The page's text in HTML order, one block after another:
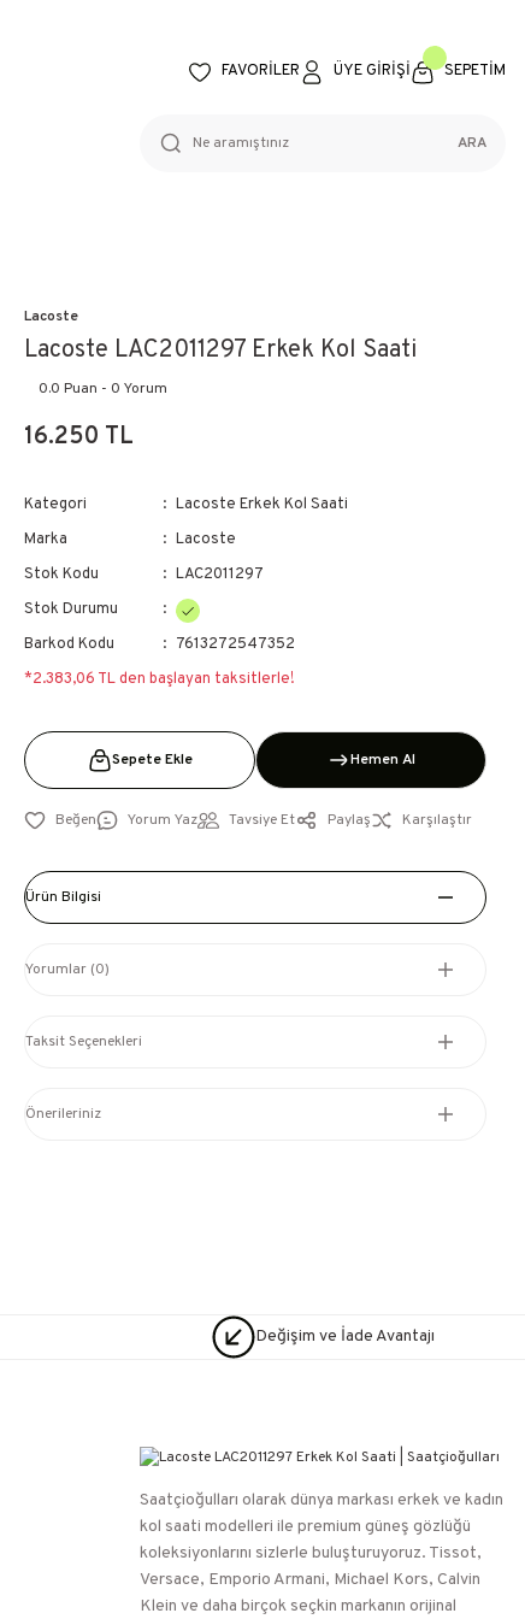
FAVORİLER ÜYE GİRİŞİ SEPETİM
ARA
Lacoste
Lacoste LAC2011297 Erkek Kol Saati
0.0 Puan - 0 Yorum
16.250 TL
Kategori
Lacoste Erkek Kol Saati
Marka
Lacoste
Stok Kodu
LAC2011297
Stok Durumu
Barkod Kodu
7613272547352
*2.383,06 TL den başlayan taksitlerle!
Sepete Ekle Hemen Al
Yorum Yaz Tavsiye Et Paylaş Karşılaştır
Ürün Bilgisi
Yorumlar (0)
Taksit Seçenekleri
Önerileriniz
Değişim ve İade Avantajı
Saatçioğulları⁠ olarak dünya markası erkek ve kadın
kol saati modelleri ile premium güneş gözlüğü
koleksiyonlarını sizlerle buluşturuyoruz. Tissot,
Versace, Emporio Armani, Michael Kors, Calvin
Klein ve daha birçok seçkin markanın orijinal